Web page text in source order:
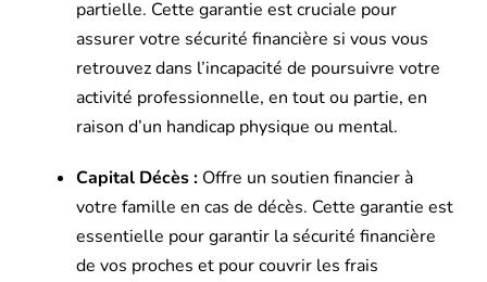
partielle. Cette garantie est cruciale pour
assurer votre sécurité financière si vous vous
retrouvez dans l’incapacité de poursuivre votre
activité professionnelle, en tout ou partie, en
raison d’un handicap physique ou mental.
Capital Décès :Offre un soutien financier à
votre famille en cas de décès. Cette garantie est
essentielle pour garantir la sécurité financière
de vos proches et pour couvrir les frais